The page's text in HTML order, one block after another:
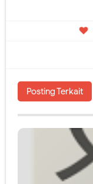
Posting Terkait